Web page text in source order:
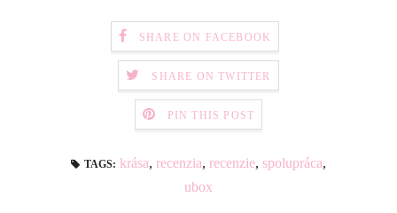
SHARE ON FACEBOOK
SHARE ON TWITTER
PIN THIS POST
TAGS: krása, recenzia, recenzie, spolupráca,
ubox